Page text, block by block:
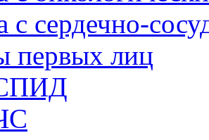
с сердечно-
первых лиц